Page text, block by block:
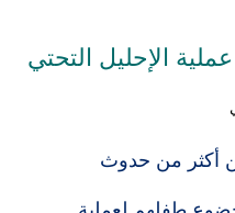
الإحليل التحتي
أكثر من حدوث